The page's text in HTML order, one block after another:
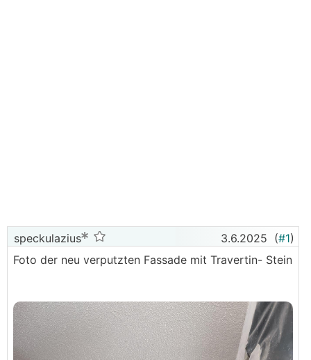
speckulazius 3.6.2025 (#1)
Foto der neu verputzten Fassade mit Travertin- Stein